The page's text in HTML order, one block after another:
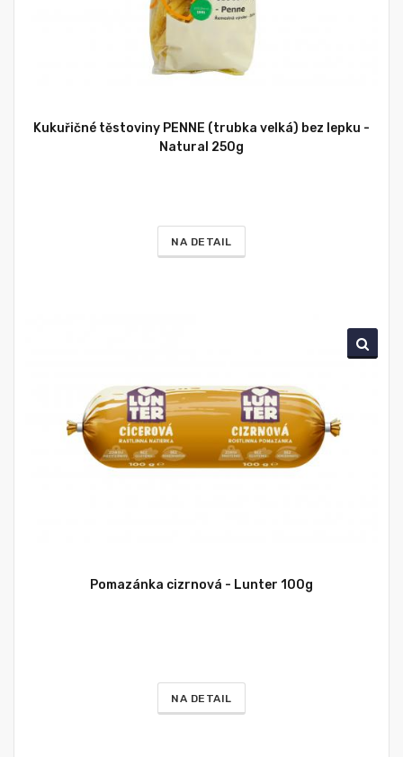
Kukuřičné těstoviny PENNE (trubka velká) bez lepku -
Natural 250g
NA DETAIL
Pomazánka cizrnová - Lunter 100g
NA DETAIL